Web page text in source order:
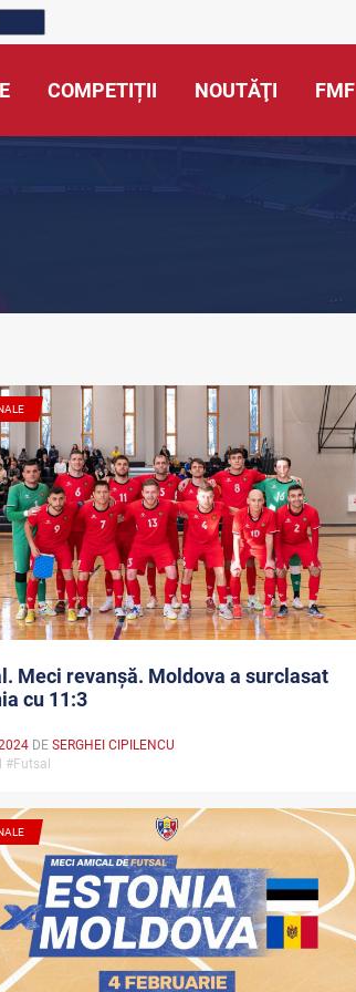
COMPETIȚII NOUTĂŢI FMF
Meci revanșă. Moldova a surclasat
cu 11:3
DE SERGHEI CIPILENCU
#Futsal